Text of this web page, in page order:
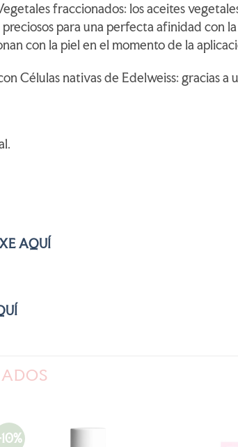
fraccionados: los aceites
preciosos para una perfecta afinidad con
con la piel en el momento de la
Células nativas de Edelweiss: gracias
AQUÍ